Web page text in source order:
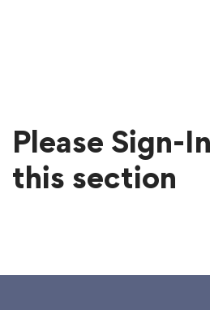
Please Sign-
this section